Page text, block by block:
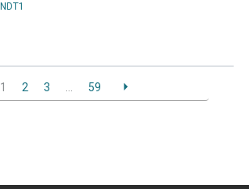
NDT1
1 2 3 59